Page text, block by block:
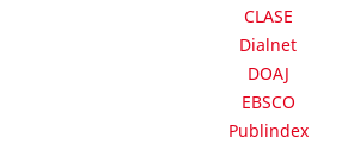
CLASE
Dialnet
DOAJ
EBSCO
Publindex